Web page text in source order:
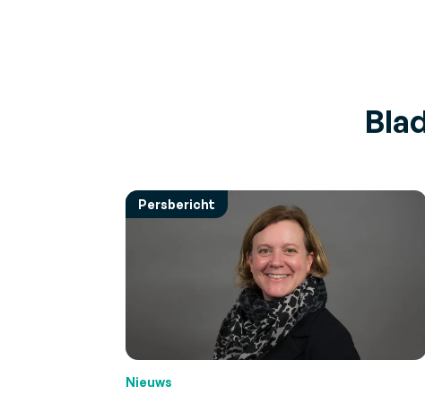
Persbericht
Nieuws